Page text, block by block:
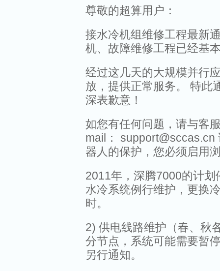
尊敬的超算用户：
接水冷机组维修工程最新
机、故障维修工程已经基
经过这几天的大规模并行
放，提供正常服务。 特此
深表歉意！
如您有任何问题，请与客
mail： support@sccas.cn
器人的保护，您必须启用
2011年，深腾7000的计
水冷系统例行维护，更换
时。
2) 供电线路维护（春、秋
分节点，系统可能需要暂
另行通知。